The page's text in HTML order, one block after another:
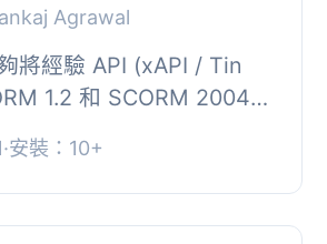
Agrawal
將經驗 API (xAPI / Tin
1.2 和 SCORM 2004
xAPI Companion 外掛協
援的編輯工具：...
·安裝：10+